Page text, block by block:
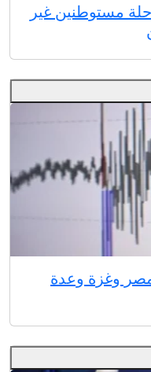
مستوطنين غير
وغزة وعدة